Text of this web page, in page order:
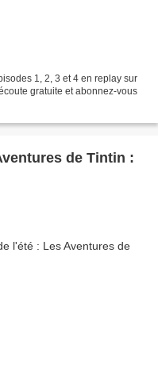
1, 2, 3 et 4 en replay sur
gratuite et abonnez-vous
de Tintin :